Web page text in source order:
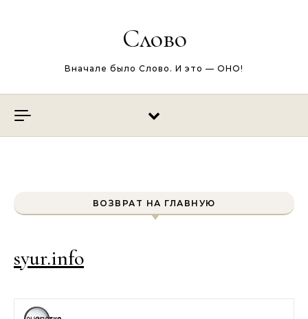
Слово
Вначале было Слово. И это — ОНО!
ВОЗВРАТ НА ГЛАВНУЮ
syur.info